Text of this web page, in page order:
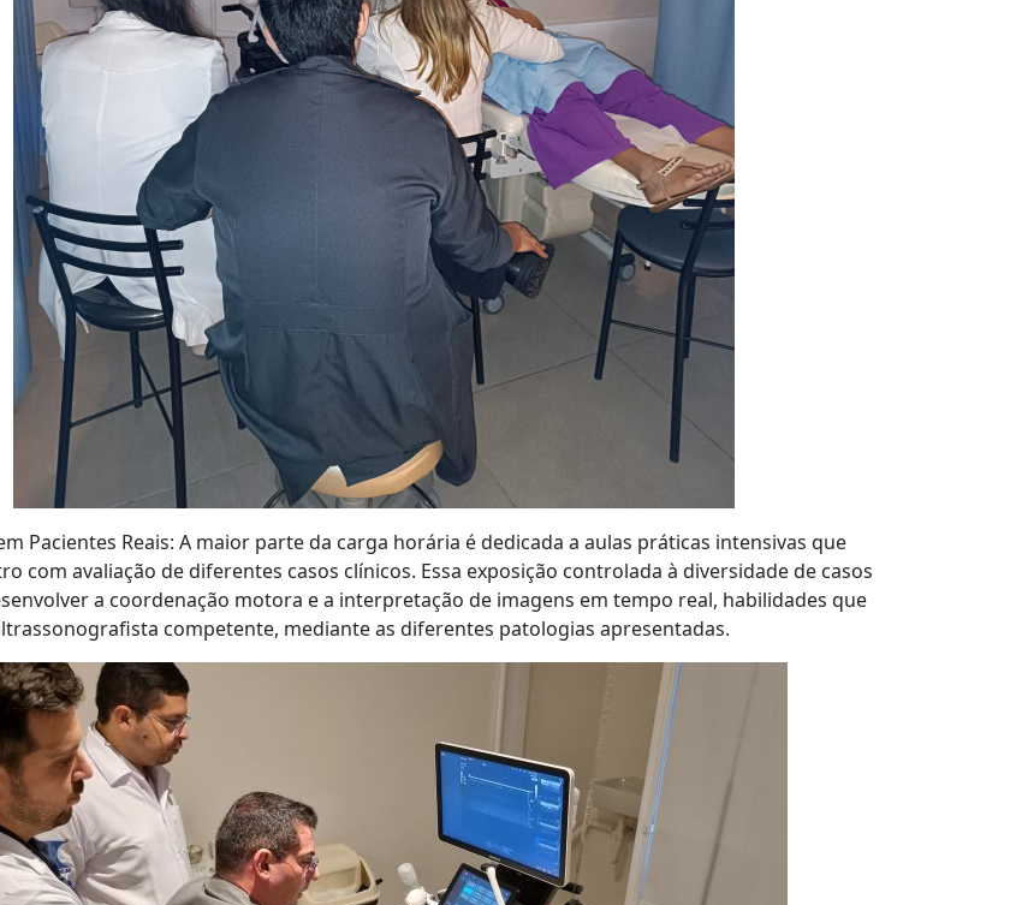
Pacientes Reais: A maior parte da carga horária é dedicada a aulas práticas intensivas que
com avaliação de diferentes casos clínicos. Essa exposição controlada à diversidade de casos
a coordenação motora e a interpretação de imagens em tempo real, habilidades que
competente, mediante as diferentes patologias apresentadas.